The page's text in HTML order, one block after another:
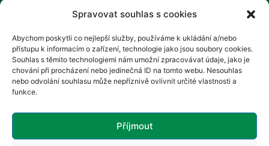
Spravovat souhlas s cookies
Abychom poskytli co nejlepší služby, používáme k ukládání a/nebo
přístupu k informacím o zařízení, technologie jako jsou soubory cookies.
Souhlas s těmito technologiemi nám umožní zpracovávat údaje, jako je
chování při procházení nebo jedinečná ID na tomto webu. Nesouhlas
nebo odvolání souhlasu může nepříznivě ovlivnit určité vlastnosti a
funkce.
Příjmout
Odborní garanti:
Prof. MUDr. Eva Kubala Havrdová, CSc.
Prim. MUDr. Marta Vachová
Web provozuje: